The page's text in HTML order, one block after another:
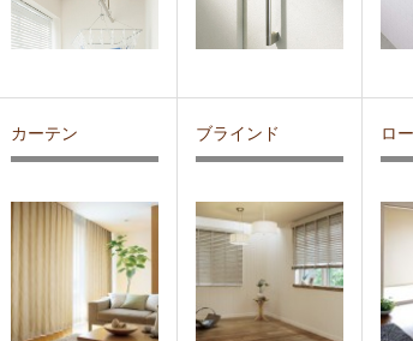
カーテン ブラインド ロ